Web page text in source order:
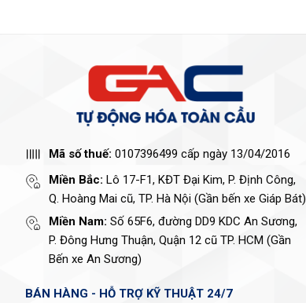
Mã số thuế: 0107396499 cấp ngày 13/04/2016
Miền Bắc: Lô 17-F1, KĐT Đại Kim, P. Định Công,
Q. Hoàng Mai cũ, TP. Hà Nội (Gần bến xe Giáp Bát)
Miền Nam: Số 65F6, đường DD9 KDC An Sương,
P. Đông Hưng Thuận, Quận 12 cũ TP. HCM (Gần
Bến xe An Sương)
BÁN HÀNG - HỖ TRỢ KỸ THUẬT 24/7